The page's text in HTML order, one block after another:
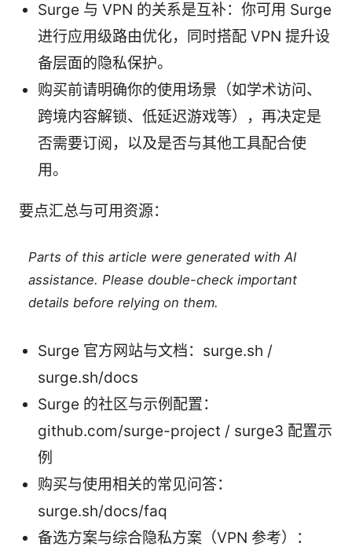
Surge 与 VPN 的关系是互补：你可用 Surge
进行应用级路由优化，同时搭配 VPN 提升设
备层面的隐私保护。
购买前请明确你的使用场景（如学术访问、
跨境内容解锁、低延迟游戏等），再决定是
否需要订阅，以及是否与其他工具配合使
用。
要点汇总与可用资源：
Parts of this article were generated with AI
assistance. Please double-check important
details before relying on them.
Surge 官方网站与文档：surge.sh /
surge.sh/docs
Surge 的社区与示例配置：
github.com/surge-project / surge3 配置示
例
购买与使用相关的常见问答：
surge.sh/docs/faq
备选方案与综合隐私方案（VPN 参考）：